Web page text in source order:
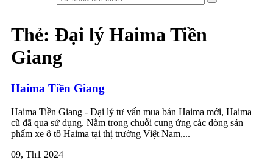
Thẻ: Đại lý Haima Tiền
Giang
Haima Tiền Giang
Haima Tiền Giang - Đại lý tư vấn mua bán Haima mới, Haima
cũ đã qua sử dụng. Nằm trong chuỗi cung ứng các dòng sản
phẩm xe ô tô Haima tại thị trường Việt Nam,...
09, Th1 2024